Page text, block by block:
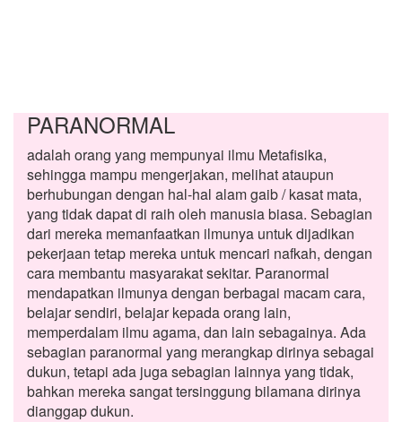
PARANORMAL
adalah orang yang mempunyai ilmu Metafisika,
sehingga mampu mengerjakan, melihat ataupun
berhubungan dengan hal-hal alam gaib / kasat mata,
yang tidak dapat di raih oleh manusia biasa. Sebagian
dari mereka memanfaatkan ilmunya untuk dijadikan
pekerjaan tetap mereka untuk mencari nafkah, dengan
cara membantu masyarakat sekitar. Paranormal
mendapatkan ilmunya dengan berbagai macam cara,
belajar sendiri, belajar kepada orang lain,
memperdalam ilmu agama, dan lain sebagainya. Ada
sebagian paranormal yang merangkap dirinya sebagai
dukun, tetapi ada juga sebagian lainnya yang tidak,
bahkan mereka sangat tersinggung bilamana dirinya
dianggap dukun.